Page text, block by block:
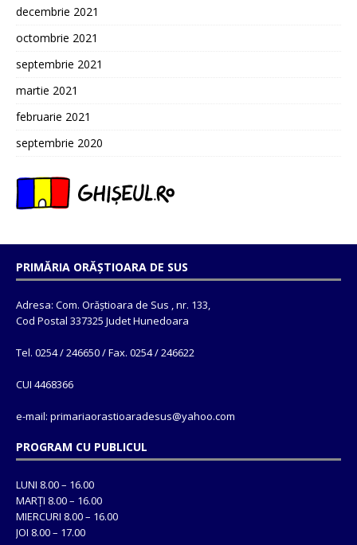
decembrie 2021
octombrie 2021
septembrie 2021
martie 2021
februarie 2021
septembrie 2020
PRIMĂRIA ORĂȘTIOARA DE SUS
Adresa: Com. Orăștioara de Sus , nr. 133,
Cod Postal 337325 Judet Hunedoara
Tel. 0254 / 246650 / Fax. 0254 / 246622
CUI 4468366
e-mail: primariaorastioaradesus@yahoo.com
PROGRAM CU PUBLICUL
LUNI 8.00 – 16.00
MARȚI 8.00 – 16.00
MIERCURI 8.00 – 16.00
JOI 8.00 – 17.00